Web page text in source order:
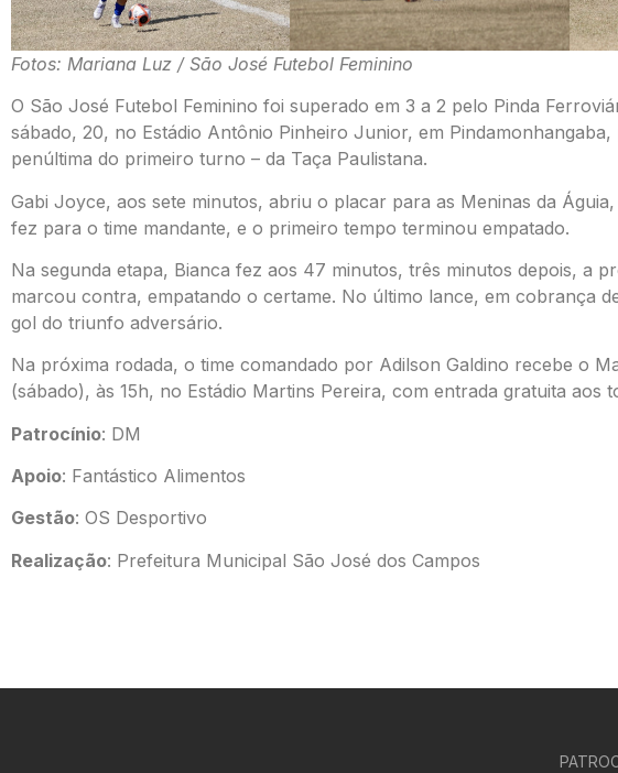
Fotos: Mariana Luz / São José Futebol Feminino
O São José Futebol Feminino foi superado em 3 a 2 pelo Pinda
sábado, 20, no Estádio Antônio Pinheiro Junior, em Pindamonhangaba,
penúltima do primeiro turno – da Taça Paulistana.
Gabi Joyce, aos sete minutos, abriu o placar para as Meninas da Águia,
fez para o time mandante, e o primeiro tempo terminou empatado.
Na segunda etapa, Bianca fez aos 47 minutos, três minutos depois, a
marcou contra, empatando o certame. No último lance, em cobrança
gol do triunfo adversário.
Na próxima rodada, o time comandado por Adilson Galdino recebe o
(sábado), às 15h, no Estádio Martins Pereira, com entrada gratuita aos
Patrocínio: DM
Apoio: Fantástico Alimentos
Gestão: OS Desportivo
Realização: Prefeitura Municipal São José dos Campos